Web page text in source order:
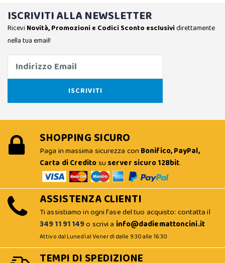
ISCRIVITI ALLA NEWSLETTER
Ricevi Novità, Promozioni e Codici Sconto esclusividirettamente
nella tua email!
SHOPPING SICURO
Paga in massima sicurezza con Bonifico, PayPal,
Carta di Creditosu server sicuro 128bit.
ASSISTENZA CLIENTI
Ti assistiamo in ogni fase del tuo acquisto: contatta il
349 11 91 149o scrivi a info@dadiemattoncini.it
Attivo dal Lunedì al Venerdì dalle 9:30 alle 16:30
TEMPI DI SPEDIZIONE